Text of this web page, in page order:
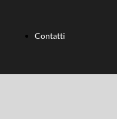
Contatti